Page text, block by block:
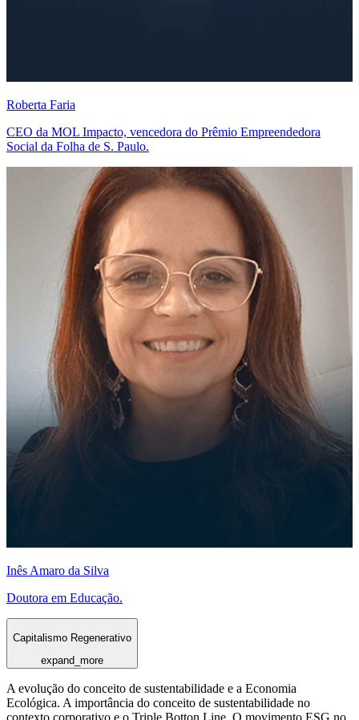
Roberta Faria
CEO da MOL Impacto, vencedora do Prêmio Empreendedora
Social da Folha de S. Paulo.
Inês Amaro da Silva
Doutora em Educação.
Capitalismo Regenerativo
expand_more
A evolução do conceito de sustentabilidade e a Economia
Ecológica. A importância do conceito de sustentabilidade no
contexto corporativo e o Triple Botton Line. O movimento ESG no